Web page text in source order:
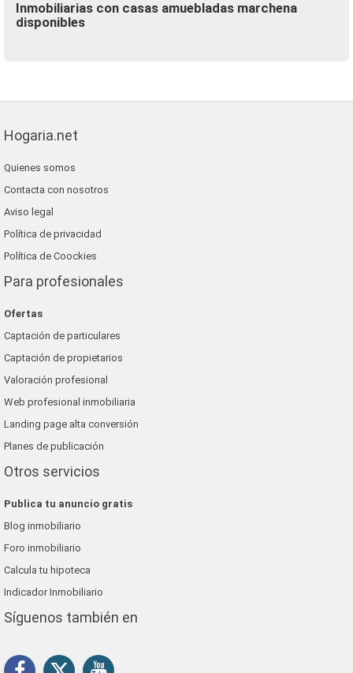
Inmobiliarias con casas amuebladas marchena
disponibles
Hogaria.net
Quienes somos
Contacta con nosotros
Aviso legal
Política de privacidad
Política de Coockies
Para profesionales
Ofertas
Captación de particulares
Captación de propietarios
Valoración profesional
Web profesional inmobiliaria
Landing page alta conversión
Planes de publicación
Otros servicios
Publica tu anuncio gratis
Blog inmobiliario
Foro inmobiliario
Calcula tu hipoteca
Indicador Inmobiliario
Síguenos también en